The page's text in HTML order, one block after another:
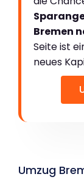
Bremen
Seite ist
neues
Umzug